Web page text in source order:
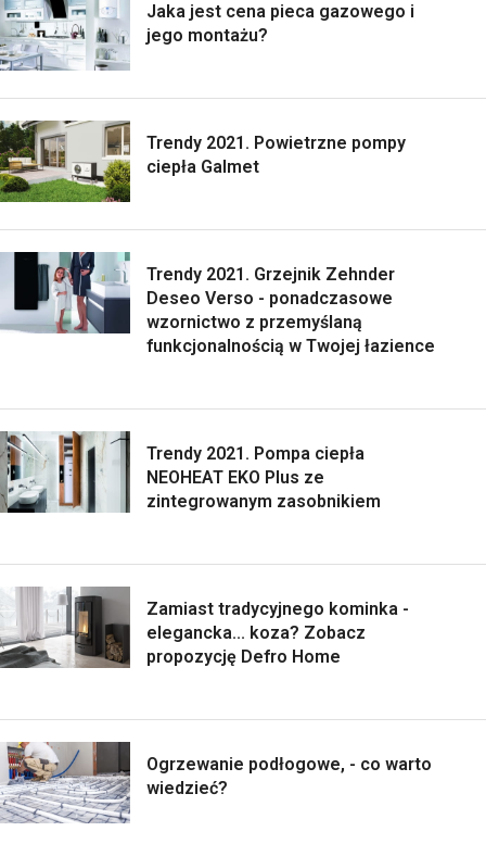
Jaka jest cena pieca gazowego i
jego montażu?
Trendy 2021. Powietrzne pompy
ciepła Galmet
Trendy 2021. Grzejnik Zehnder
Deseo Verso - ponadczasowe
wzornictwo z przemyślaną
funkcjonalnością w Twojej łazience
Trendy 2021. Pompa ciepła
NEOHEAT EKO Plus ze
zintegrowanym zasobnikiem
Zamiast tradycyjnego kominka -
elegancka... koza? Zobacz
propozycję Defro Home
Ogrzewanie podłogowe, - co warto
wiedzieć?